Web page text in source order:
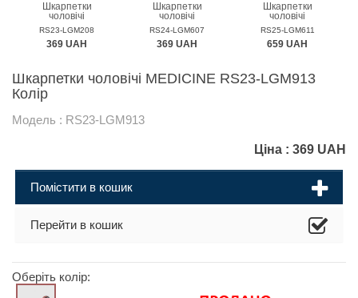
Шкарпетки
чоловічі
MEDICINE
RS23-LGM208
369 UAH
Шкарпетки
чоловічі
MEDICINE
RS24-LGM607
369 UAH
Шкарпетки
чоловічі
MEDICINE
RS25-LGM611
659 UAH
Шкарпетки чоловічі MEDICINE RS23-LGM913
Колір
Модель : RS23-LGM913
Ціна : 369 UAH
Помістити в кошик
Перейти в кошик
Оберіть колір: